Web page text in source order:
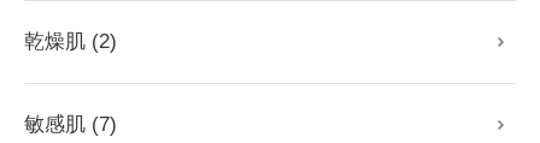
乾燥肌 (2)
敏感肌 (7)